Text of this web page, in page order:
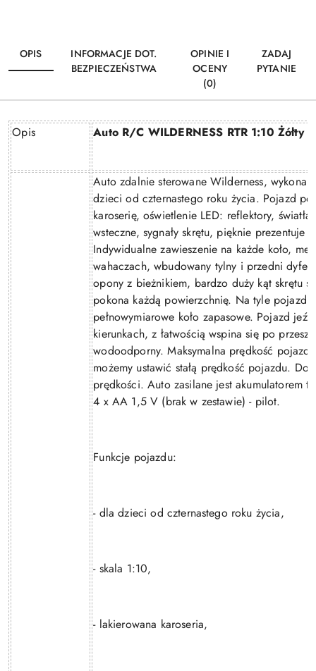
OPIS
INFORMACJE DOT.
BEZPIECZEŃSTWA
OPINIE I
OCENY
(0)
ZADAJ
PYTANIE
Opis Auto R/C WILDERNESS RTR 1:10 Żółty
Auto zdalnie sterowane Wilderness,
dzieci od czternastego roku życia. Pojazd
karoserię, oświetlenie LED: reflektory, światła
wsteczne, sygnały skrętu, pięknie prezentuje
Indywidualne zawieszenie na każde koło,
wahaczach, wbudowany tylny i przedni
opony z bieżnikiem, bardzo duży kąt skrętu
pokona każdą powierzchnię. Na tyle
pełnowymiarowe koło zapasowe. Pojazd
kierunkach, z łatwością wspina się po
wodoodporny. Maksymalna prędkość
możemy ustawić stałą prędkość pojazdu. Do
prędkości. Auto zasilane jest akumulatorem
4 x AA 1,5 V (brak w zestawie) - pilot.
Funkcje pojazdu:
- dla dzieci od czternastego roku życia,
- skala 1:10,
- lakierowana karoseria,